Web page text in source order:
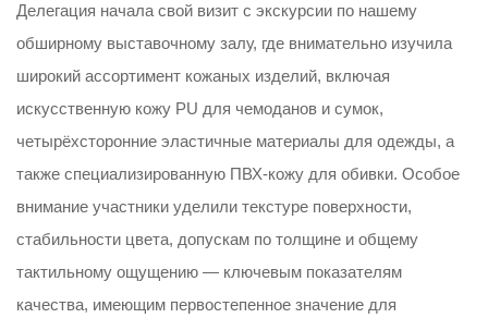
Делегация начала свой визит с экскурсии по нашему
обширному выставочному залу, где внимательно изучила
широкий ассортимент кожаных изделий, включая
искусственную кожу PU для чемоданов и сумок,
четырёхсторонние эластичные материалы для одежды, а
также специализированную ПВХ-кожу для обивки. Особое
внимание участники уделили текстуре поверхности,
стабильности цвета, допускам по толщине и общему
тактильному ощущению — ключевым показателям
качества, имеющим первостепенное значение для